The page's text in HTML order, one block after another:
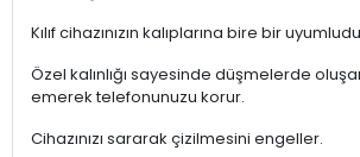
Kılıf cihazınızın kalıplarına bire bir
Özel kalınlığı sayesinde düşmelerde
emerek telefonunuzu korur.
Cihazınızı sararak çizilmesini engeller.